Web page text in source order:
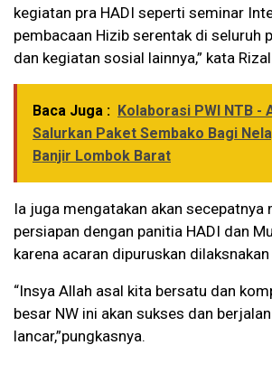
kegiatan pra HADI seperti seminar
pembacaan Hizib serentak di seluruh
dan kegiatan sosial lainnya,” kata Rizal.
Baca Juga : Kolaborasi PWI NTB -
Salurkan Paket Sembako Bagi
Banjir Lombok Barat
Ia juga mengatakan akan secepatnya
persiapan dengan panitia HADI dan
karena acaran dipuruskan
“Insya Allah asal kita bersatu dan
besar NW ini akan sukses dan berjalan
lancar,”pungkasnya.